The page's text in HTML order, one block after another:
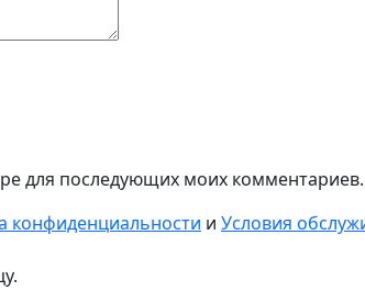
для последующих моих комментариев.
конфиденциальности и Условия